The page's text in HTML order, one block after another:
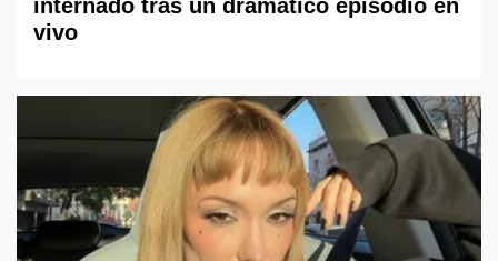
internado tras un dramático episodio en
vivo